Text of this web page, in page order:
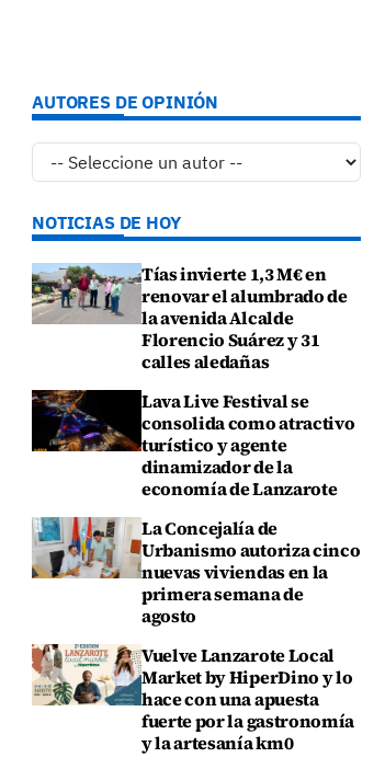
AUTORES DE OPINIÓN
NOTICIAS DE HOY
Tías invierte 1,3 M€ en
renovar el alumbrado de
la avenida Alcalde
Florencio Suárez y 31
calles aledañas
Lava Live Festival se
consolida como atractivo
turístico y agente
dinamizador de la
economía de Lanzarote
La Concejalía de
Urbanismo autoriza cinco
nuevas viviendas en la
primera semana de
agosto
Vuelve Lanzarote Local
Market by HiperDino y lo
hace con una apuesta
fuerte por la gastronomía
y la artesanía km0